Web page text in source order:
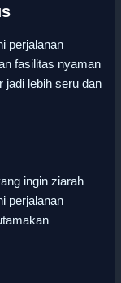
perjalanan
fasilitas nyaman
jadi lebih seru dan
ingin ziarah
perjalanan